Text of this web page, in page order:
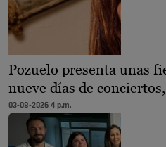
Pozuelo presenta unas
nueve días de
03-08-2026 4 p.m.